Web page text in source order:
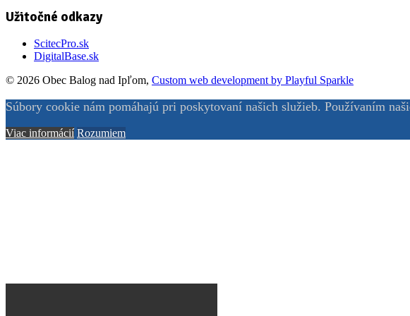
Užitočné odkazy
ScitecPro.sk
DigitalBase.sk
© 2026 Obec Balog nad Ipľom, Custom web development by Playful Sparkle
Súbory cookie nám pomáhajú pri poskytovaní našich služieb. Používaním
Viac informácií Rozumiem